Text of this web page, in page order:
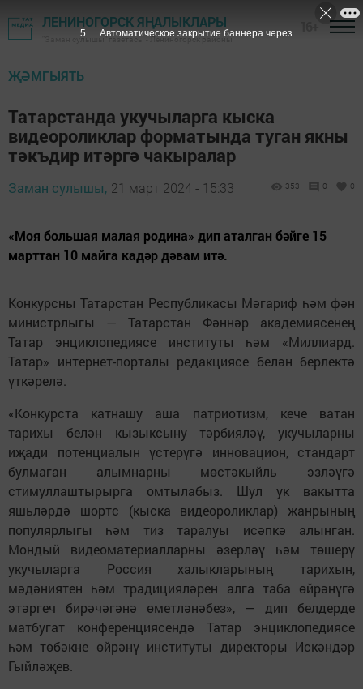
ЛЕНИНОГОРСК ЯҢАЛЫКЛАРЫ
"Заман сулышы" газетасы - Лениногорск районы
ҖӘМГЫЯТЬ
Татарстанда укучыларга кыска
видеороликлар форматында туган якны
тәкъдир итәргә чакыралар
Заман сулышы, 21 март 2024 - 15:33 353 0 0
«Моя большая малая родина» дип аталган бәйге 15
марттан 10 майга кадәр дәвам итә.
Конкурсны Татарстан Республикасы Мәгариф һәм фән
министрлыгы — Татарстан Фәннәр академиясенең
Татар энциклопедиясе институты һәм «Миллиард.
Татар» интернет-порталы редакциясе белән берлектә
үткәрелә.
«Конкурста катнашу аша патриотизм, кече ватан
тарихы белән кызыксыну тәрбияләү, укучыларны
иҗади потенциалын үстерүгә инновацион, стандарт
булмаган алымнарны мөстәкыйль эзләүгә
стимуллаштырырга омтылабыз. Шул ук вакытта
яшьләрдә шортс (кыска видеороликлар) жанрының
популярлыгы һәм тиз таралуы исәпкә алынган.
Мондый видеоматериалларны әзерләү һәм төшерү
укучыларга Россия халыкларының тарихын,
мәдәниятен һәм традицияләрен алга таба өйрәнүгә
этәргеч бирәчәгәнә өметләнәбез», — дип белдерде
матбугат конференциясендә Татар энциклопедиясе
һәм төбәкне өйрәнү институты директоры Искәндәр
Гыйләҗев.
3 Автоматическое закрытие баннера через